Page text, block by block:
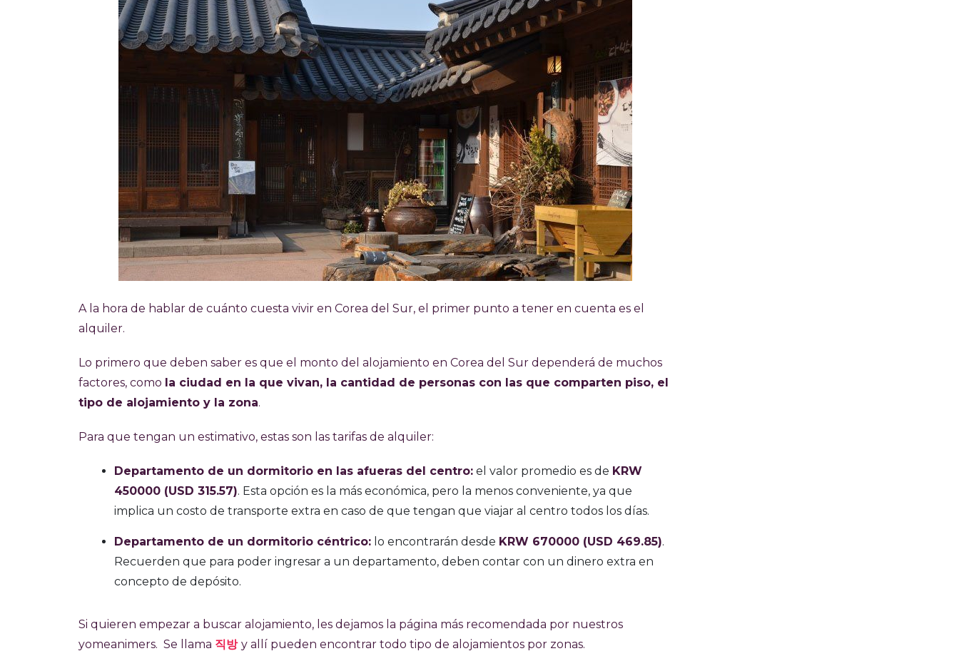
A la hora de hablar de cuánto cuesta vivir en Corea del Sur, el primer punto a tener en cuenta es el
alquiler.
Lo primero que deben saber es que el monto del alojamiento en Corea del Sur dependerá de muchos
factores, como la ciudad en la que vivan, la cantidad de personas con las que comparten piso, el
tipo de alojamiento y la zona.
Para que tengan un estimativo, estas son las tarifas de alquiler:
Departamento de un dormitorio en las afueras del centro: el valor promedio es de KRW
450000 (USD 315.57). Esta opción es la más económica, pero la menos conveniente, ya que
implica un costo de transporte extra en caso de que tengan que viajar al centro todos los días.
Departamento de un dormitorio céntrico: lo encontrarán desde KRW 670000 (USD 469.85).
Recuerden que para poder ingresar a un departamento, deben contar con un dinero extra en
concepto de depósito.
Si quieren empezar a buscar alojamiento, les dejamos la página más recomendada por nuestros
yomeanimers. Se llama 직방 y allí pueden encontrar todo tipo de alojamientos por zonas.